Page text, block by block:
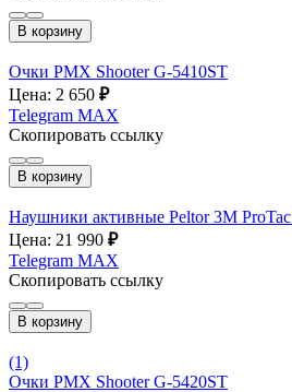
В корзину
Очки PMX Shooter G-5410ST
Цена: 2 650 ₽
Telegram MAX
Скопировать ссылку
В корзину
Наушники активные Peltor 3M
Цена: 21 990 ₽
Telegram MAX
Скопировать ссылку
В корзину
(1)
Очки PMX Shooter G-5420ST